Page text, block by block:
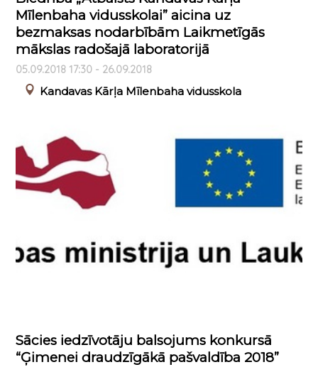
Mīlenbaha vidusskolai” aicina uz
bezmaksas nodarbībām Laikmetīgās
mākslas radošajā laboratorijā
05.09.2018 17:30 - 26.09.2018
Kandavas Kārļa Mīlenbaha vidusskola
Sācies iedzīvotāju balsojums konkursā
“Ģimenei draudzīgākā pašvaldība 2018”